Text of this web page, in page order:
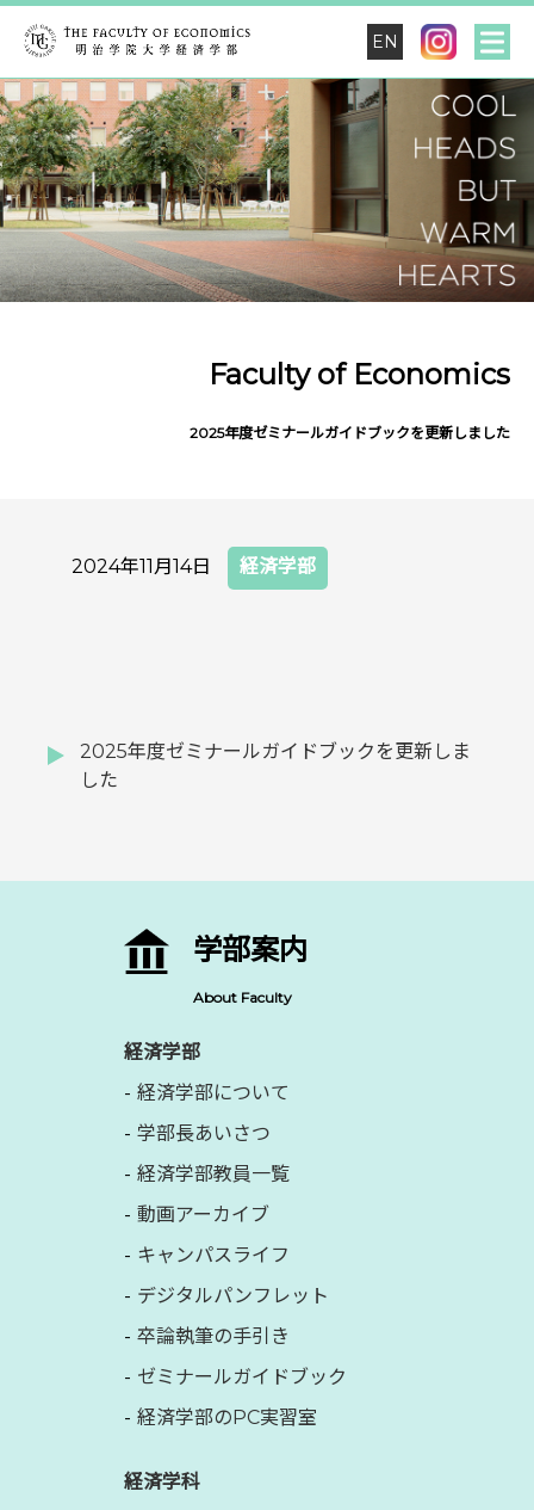
EN
Faculty of Economics
2025年度ゼミナールガイドブックを更新しました
2024年11月14日 経済学部
2025年度ゼミナールガイドブックを更新しま
した
学部案内
About Faculty
経済学部
経済学部について
学部長あいさつ
経済学部教員一覧
動画アーカイブ
キャンパスライフ
デジタルパンフレット
卒論執筆の手引き
ゼミナールガイドブック
経済学部のPC実習室
経済学科